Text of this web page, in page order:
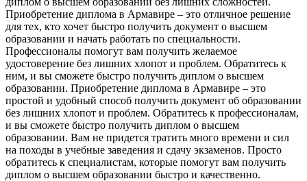
Приобретение диплома в Армавире – это отличное решение
для тех, кто хочет быстро получить документ о высшем
образовании и начать работать по специальности.
Профессионалы помогут вам получить желаемое
удостоверение без лишних хлопот и проблем. Обратитесь к
ним, и вы сможете быстро получить диплом о высшем
образовании. Приобретение диплома в Армавире – это
простой и удобный способ получить документ об образовании
без лишних хлопот и проблем. Обратитесь к профессионалам,
и вы сможете быстро получить диплом о высшем
образовании. Вам не придется тратить много времени и сил
на походы в учебные заведения и сдачу экзаменов. Просто
обратитесь к специалистам, которые помогут вам получить
диплом о высшем образовании быстро и качественно.